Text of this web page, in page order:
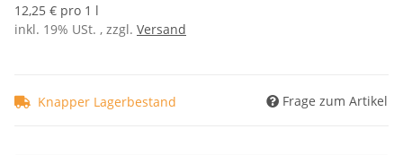
12,25 € pro 1 l
inkl. 19% USt. , zzgl. Versand
Knapper Lagerbestand Frage zum Artikel